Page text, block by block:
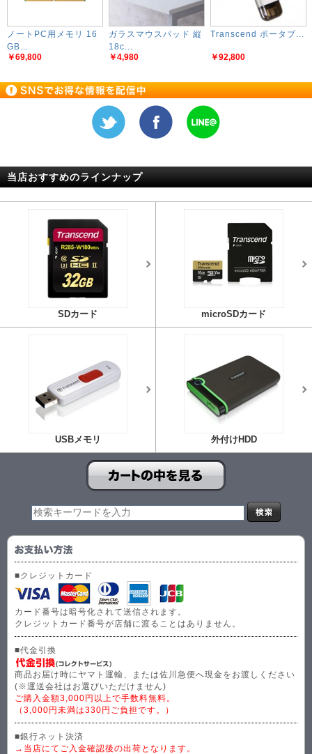
ノートPC用メモリ 16
GB...
￥69,800
ガラスマウスパッド 縦
18c...
￥4,980
Transcend ポータブ...
￥92,800
当店おすすめのラインナップ
SDカード microSDカード
USBメモリ 外付けHDD
■クレジットカード
カード番号は暗号化されて送信されます。
クレジットカード番号が店舗に渡ることはありません。
■代金引換
商品お届け時にヤマト運輸、または佐川急便へ現金をお渡しください
(※運送会社はお選びいただけません)
ご購入金額3,000円以上で手数料無料。
（3,000円未満は330円ご負担です。）
■銀行ネット決済
→当店にてご入金確認後の出荷となります。